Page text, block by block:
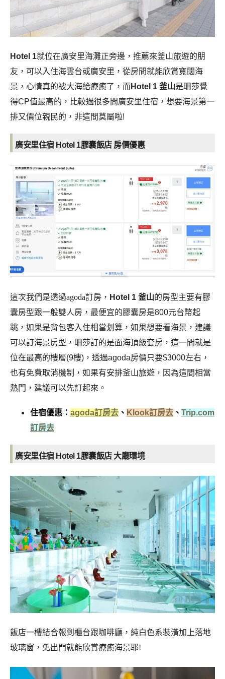
Hotel 1就位在廣安里海灘正旁邊，推薦來釜山旅遊的朋
友，可以入住海雲台或廣安里，從房間就能欣賞寬闊海
景，心情真的被大海給療癒了，而 Hotel 1 釜山是珊莎覺
得CP值最高的，比較過很多間廣安里住宿，想要海景第一
排又價位親民的，非這間莫屬啦!
廣安里住宿 Hotel 1膠囊飯店 房價優惠
這次我們是透過agoda訂房， Hotel 1 釜山的房型主要有膠
囊房型跟一般雙人房，最便宜的膠囊房是800元台幣起
跳，如果是背包客入住相當划算，如果想要看海景，建議
可以訂海景房型，珊莎訂的是面海頂級套房，這一間就是
位在最高的樓層(9樓)，透過agoda房價只要$3000左右，
也有免費取消機制，如果有安排釜山旅遊，因為這間相當
熱門，建議可以先訂起來。
住宿優惠： agoda訂房去 、 Klook訂房去 、 Trip.com
訂房去
廣安里住宿 Hotel 1膠囊飯店 大廳環境
飯店一樓結合報到櫃台跟咖啡廳，純白色系裝潢加上落地
玻璃窗，免出門就能欣賞療癒海景耶!